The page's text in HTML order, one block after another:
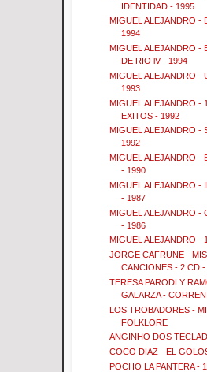
IDENTIDAD - 1995
MIGUEL ALEJANDRO -
1994
MIGUEL ALEJANDRO -
DE RIO lV - 1994
MIGUEL ALEJANDRO -
1993
MIGUEL ALEJANDRO -
EXITOS - 1992
MIGUEL ALEJANDRO -
1992
MIGUEL ALEJANDRO -
- 1990
MIGUEL ALEJANDRO -
- 1987
MIGUEL ALEJANDRO -
- 1986
MIGUEL ALEJANDRO -
JORGE CAFRUNE -
CANCIONES - 2 CD -
TERESA PARODI Y
GALARZA -
LOS TROBADORES -
FOLKLORE
ANGINHO DOS
COCO DIAZ - EL
POCHO LA PANTERA -